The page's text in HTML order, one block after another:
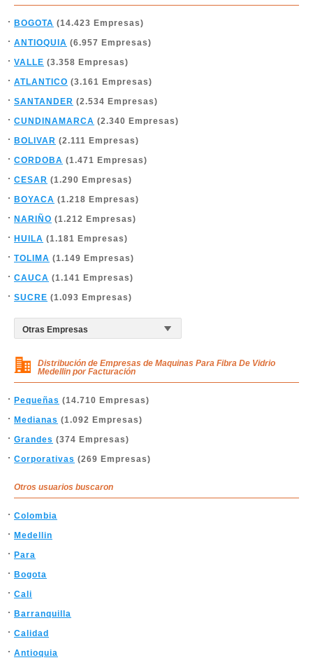
BOGOTA (14.423 Empresas)
ANTIOQUIA (6.957 Empresas)
VALLE (3.358 Empresas)
ATLANTICO (3.161 Empresas)
SANTANDER (2.534 Empresas)
CUNDINAMARCA (2.340 Empresas)
BOLIVAR (2.111 Empresas)
CORDOBA (1.471 Empresas)
CESAR (1.290 Empresas)
BOYACA (1.218 Empresas)
NARIÑO (1.212 Empresas)
HUILA (1.181 Empresas)
TOLIMA (1.149 Empresas)
CAUCA (1.141 Empresas)
SUCRE (1.093 Empresas)
Distribución de Empresas de Maquinas Para Fibra De Vidrio
Medellin por Facturación
Pequeñas (14.710 Empresas)
Medianas (1.092 Empresas)
Grandes (374 Empresas)
Corporativas (269 Empresas)
Otros usuarios buscaron
Colombia
Medellin
Para
Bogota
Cali
Barranquilla
Calidad
Antioquia